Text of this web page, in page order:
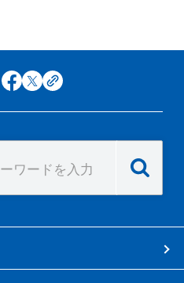
facebook
x copy